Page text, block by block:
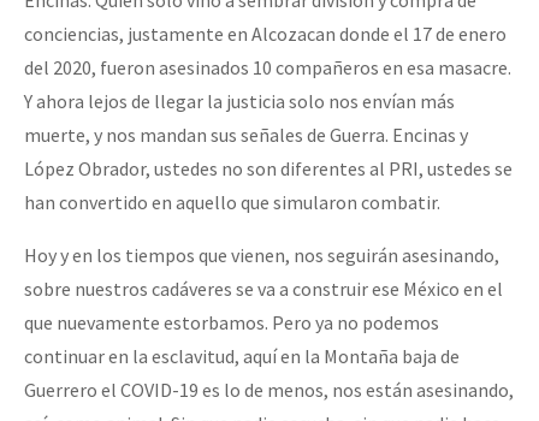
conciencias, justamente en Alcozacan donde el 17 de enero
del 2020, fueron asesinados 10 compañeros en esa masacre.
Y ahora lejos de llegar la justicia solo nos envían más
muerte, y nos mandan sus señales de Guerra. Encinas y
López Obrador, ustedes no son diferentes al PRI, ustedes se
han convertido en aquello que simularon combatir.
Hoy y en los tiempos que vienen, nos seguirán asesinando,
sobre nuestros cadáveres se va a construir ese México en el
que nuevamente estorbamos. Pero ya no podemos
continuar en la esclavitud, aquí en la Montaña baja de
Guerrero el COVID-19 es lo de menos, nos están asesinando,